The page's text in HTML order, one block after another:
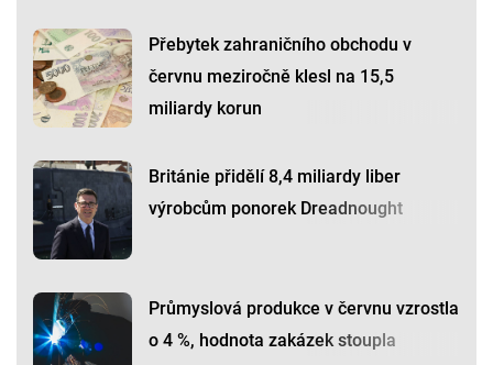
Přebytek zahraničního obchodu v
červnu meziročně klesl na 15,5
miliardy korun
Británie přidělí 8,4 miliardy liber
výrobcům ponorek Dreadnought
Průmyslová produkce v červnu vzrostla
o 4 %, hodnota zakázek stoupla